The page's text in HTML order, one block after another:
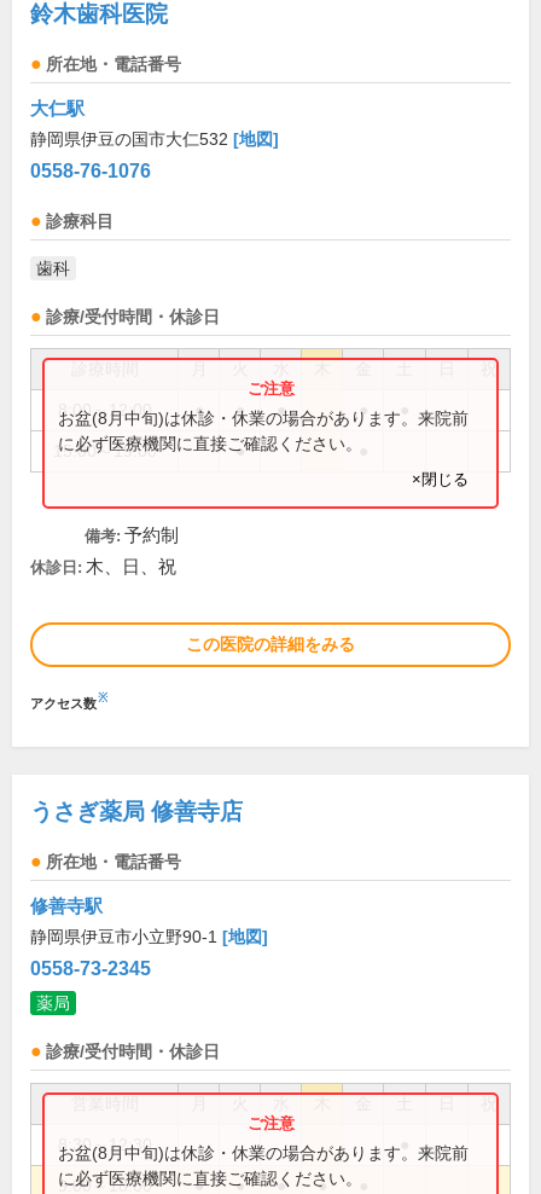
鈴木歯科医院
所在地・電話番号
大仁駅
静岡県伊豆の国市大仁532 [地図]
0558-76-1076
診療科目
歯科
診療/受付時間・休診日
祝
8:00～12:00 ● ● ● ●
15:00～19:00 ●
お盆(8月中旬)は休診・休業の場合があります。来院前
に必ず医療機関に直接ご確認ください。
×閉じる
備考: 予約制
休診日: 木、日、祝
この医院の詳細をみる
アクセス数※
うさぎ薬局 修善寺店
所在地・電話番号
修善寺駅
静岡県伊豆市小立野90-1 [地図]
0558-73-2345
薬局
診療/受付時間・休診日
祝
8:30～12:30
9:00～18:00 ● ● ● ●
お盆(8月中旬)は休診・休業の場合があります。来院前
に必ず医療機関に直接ご確認ください。